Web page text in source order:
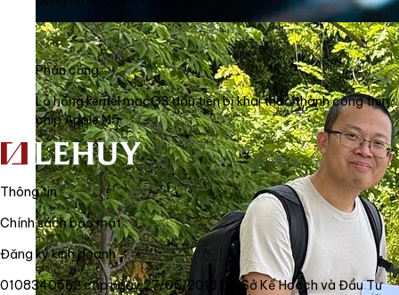
Phần cứng
Lỗ hổng kernel macOS đầu tiên bị khai thác thành công trên
chip Apple M5
Thông tin
Chính sách bảo mật
Đăng ký kinh doanh
0108340562 cấp ngày 27/06/2018 bởi Sở Kế Hoạch và Đầu Tư